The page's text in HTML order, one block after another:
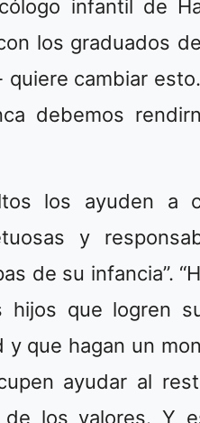
infantil de
los graduados
cambiar
debemos
los ayuden a
y
de su infancia”.
hijos que logren
que hagan un
ayudar al
los valores. Y